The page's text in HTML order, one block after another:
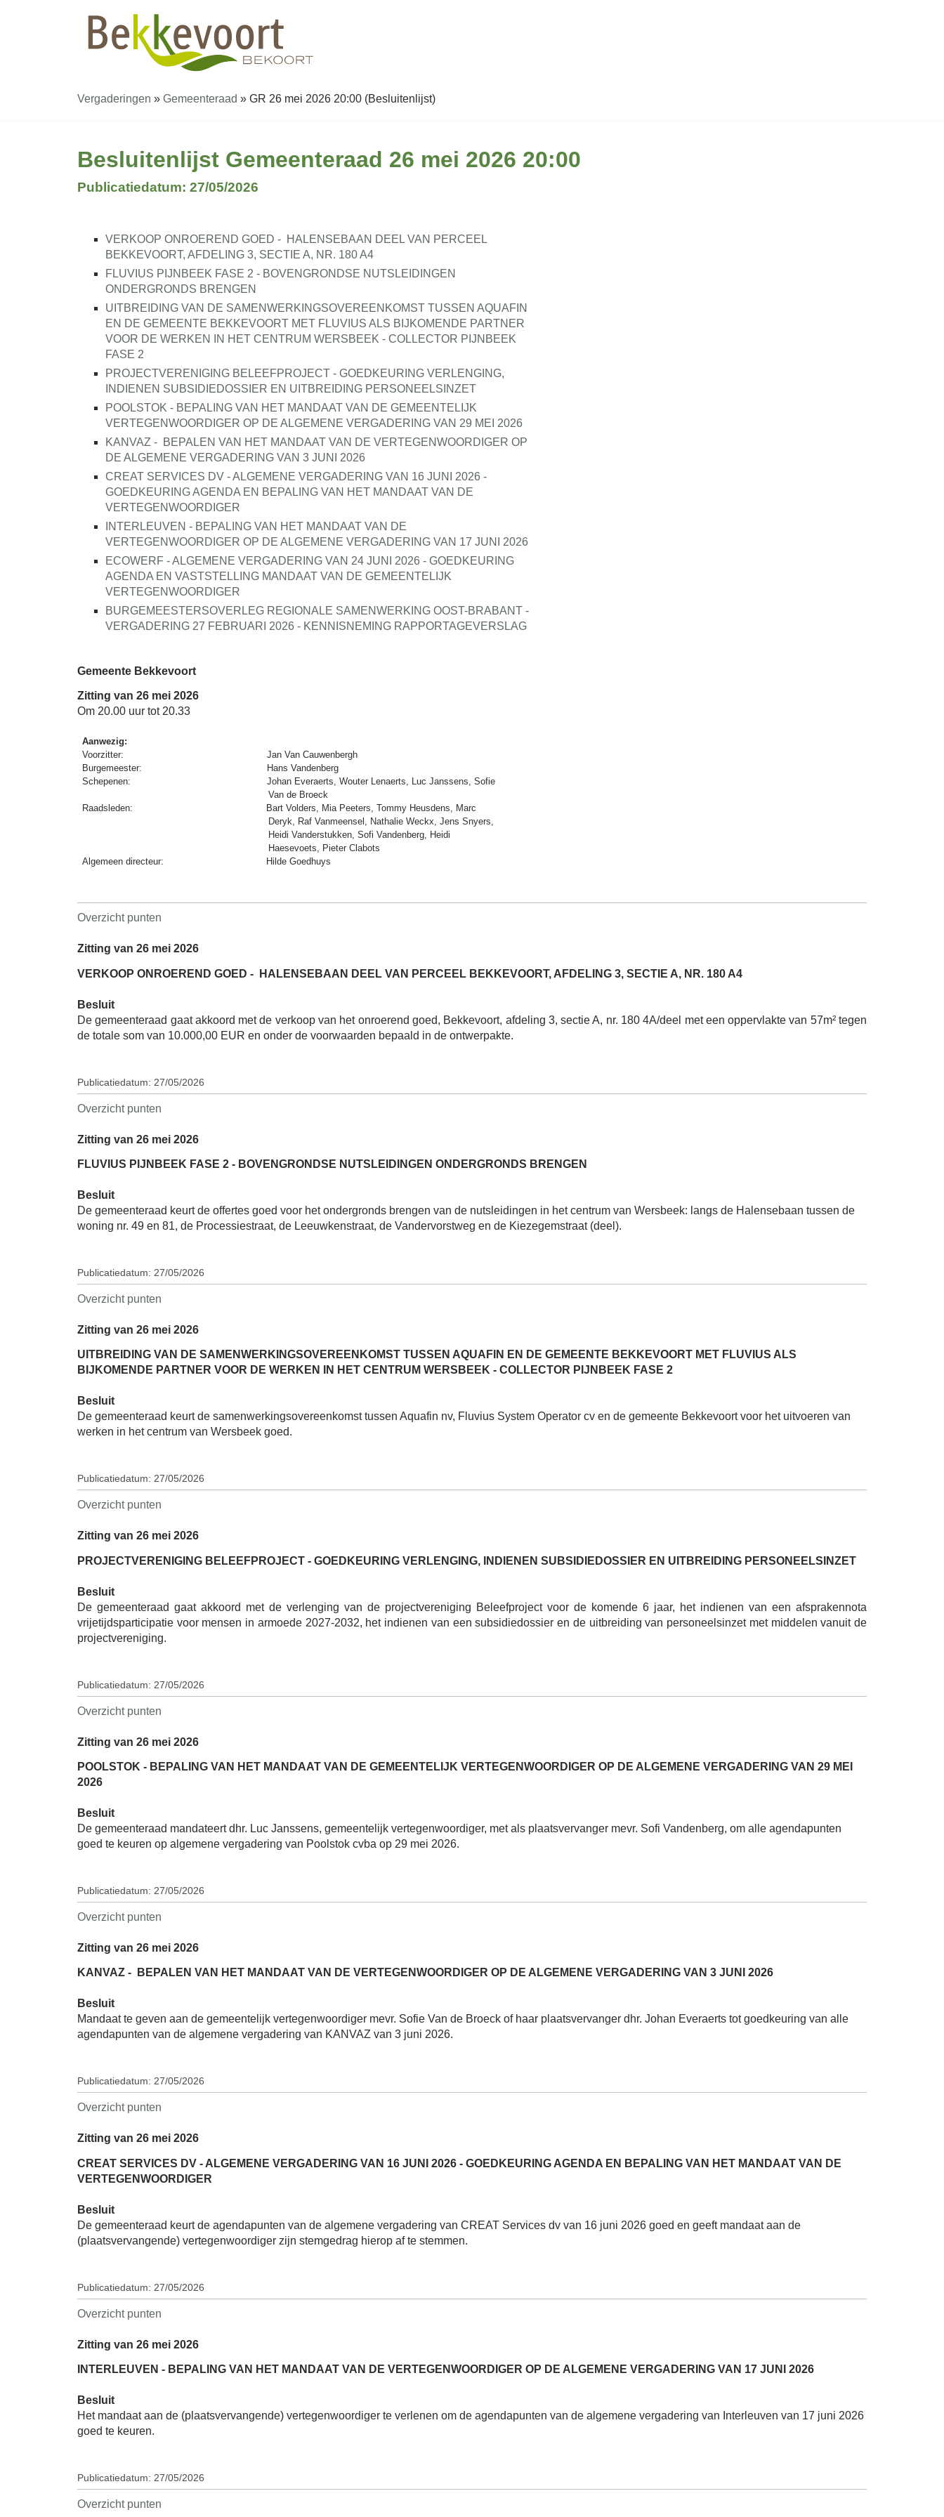
Vergaderingen » Gemeenteraad » GR 26 mei 2026 20:00 (Besluitenlijst)
Besluitenlijst Gemeenteraad 26 mei 2026 20:00
Publicatiedatum: 27/05/2026
VERKOOP ONROEREND GOED - HALENSEBAAN DEEL VAN PERCEEL
BEKKEVOORT, AFDELING 3, SECTIE A, NR. 180 A4
FLUVIUS PIJNBEEK FASE 2 - BOVENGRONDSE NUTSLEIDINGEN
ONDERGRONDS BRENGEN
UITBREIDING VAN DE SAMENWERKINGSOVEREENKOMST TUSSEN AQUAFIN
EN DE GEMEENTE BEKKEVOORT MET FLUVIUS ALS BIJKOMENDE PARTNER
VOOR DE WERKEN IN HET CENTRUM WERSBEEK - COLLECTOR PIJNBEEK
FASE 2
PROJECTVERENIGING BELEEFPROJECT - GOEDKEURING VERLENGING,
INDIENEN SUBSIDIEDOSSIER EN UITBREIDING PERSONEELSINZET
POOLSTOK - BEPALING VAN HET MANDAAT VAN DE GEMEENTELIJK
VERTEGENWOORDIGER OP DE ALGEMENE VERGADERING VAN 29 MEI 2026
KANVAZ - BEPALEN VAN HET MANDAAT VAN DE VERTEGENWOORDIGER OP
DE ALGEMENE VERGADERING VAN 3 JUNI 2026
CREAT SERVICES DV - ALGEMENE VERGADERING VAN 16 JUNI 2026 -
GOEDKEURING AGENDA EN BEPALING VAN HET MANDAAT VAN DE
VERTEGENWOORDIGER
INTERLEUVEN - BEPALING VAN HET MANDAAT VAN DE
VERTEGENWOORDIGER OP DE ALGEMENE VERGADERING VAN 17 JUNI 2026
ECOWERF - ALGEMENE VERGADERING VAN 24 JUNI 2026 - GOEDKEURING
AGENDA EN VASTSTELLING MANDAAT VAN DE GEMEENTELIJK
VERTEGENWOORDIGER
BURGEMEESTERSOVERLEG REGIONALE SAMENWERKING OOST-BRABANT -
VERGADERING 27 FEBRUARI 2026 - KENNISNEMING RAPPORTAGEVERSLAG
Gemeente Bekkevoort
Zitting van 26 mei 2026
Om 20.00 uur tot 20.33
Aanwezig:
Voorzitter:
Jan Van Cauwenbergh
Burgemeester:
Hans Vandenberg
Schepenen:
Johan Everaerts, Wouter Lenaerts, Luc Janssens, Sofie
Van de Broeck
Raadsleden:
Bart Volders, Mia Peeters, Tommy Heusdens, Marc
Deryk, Raf Vanmeensel, Nathalie Weckx, Jens Snyers,
Heidi Vanderstukken, Sofi Vandenberg, Heidi
Haesevoets, Pieter Clabots
Algemeen directeur:
Hilde Goedhuys
Overzicht punten
Zitting van 26 mei 2026
VERKOOP ONROEREND GOED - HALENSEBAAN DEEL VAN PERCEEL BEKKEVOORT, AFDELING 3, SECTIE A, NR. 180 A4
Besluit
De gemeenteraad gaat akkoord met de verkoop van het onroerend goed, Bekkevoort, afdeling 3, sectie A, nr. 180 4A/deel met een oppervlakte van 57m² tegen
de totale som van 10.000,00 EUR en onder de voorwaarden bepaald in de ontwerpakte.
Publicatiedatum: 27/05/2026
Overzicht punten
Zitting van 26 mei 2026
FLUVIUS PIJNBEEK FASE 2 - BOVENGRONDSE NUTSLEIDINGEN ONDERGRONDS BRENGEN
Besluit
De gemeenteraad keurt de offertes goed voor het ondergronds brengen van de nutsleidingen in het centrum van Wersbeek: langs de Halensebaan tussen de
woning nr. 49 en 81, de Processiestraat, de Leeuwkenstraat, de Vandervorstweg en de Kiezegemstraat (deel).
Publicatiedatum: 27/05/2026
Overzicht punten
Zitting van 26 mei 2026
UITBREIDING VAN DE SAMENWERKINGSOVEREENKOMST TUSSEN AQUAFIN EN DE GEMEENTE BEKKEVOORT MET FLUVIUS ALS
BIJKOMENDE PARTNER VOOR DE WERKEN IN HET CENTRUM WERSBEEK - COLLECTOR PIJNBEEK FASE 2
Besluit
De gemeenteraad keurt de samenwerkingsovereenkomst tussen Aquafin nv, Fluvius System Operator cv en de gemeente Bekkevoort voor het uitvoeren van
werken in het centrum van Wersbeek goed.
Publicatiedatum: 27/05/2026
Overzicht punten
Zitting van 26 mei 2026
PROJECTVERENIGING BELEEFPROJECT - GOEDKEURING VERLENGING, INDIENEN SUBSIDIEDOSSIER EN UITBREIDING PERSONEELSINZET
Besluit
De gemeenteraad gaat akkoord met de verlenging van de projectvereniging Beleefproject voor de komende 6 jaar, het indienen van een afsprakennota
vrijetijdsparticipatie voor mensen in armoede 2027-2032, het indienen van een subsidiedossier en de uitbreiding van personeelsinzet met middelen vanuit de
projectvereniging.
Publicatiedatum: 27/05/2026
Overzicht punten
Zitting van 26 mei 2026
POOLSTOK - BEPALING VAN HET MANDAAT VAN DE GEMEENTELIJK VERTEGENWOORDIGER OP DE ALGEMENE VERGADERING VAN 29 MEI
2026
Besluit
De gemeenteraad mandateert dhr. Luc Janssens, gemeentelijk vertegenwoordiger, met als plaatsvervanger mevr. Sofi Vandenberg, om alle agendapunten
goed te keuren op algemene vergadering van Poolstok cvba op 29 mei 2026.
Publicatiedatum: 27/05/2026
Overzicht punten
Zitting van 26 mei 2026
KANVAZ - BEPALEN VAN HET MANDAAT VAN DE VERTEGENWOORDIGER OP DE ALGEMENE VERGADERING VAN 3 JUNI 2026
Besluit
Mandaat te geven aan de gemeentelijk vertegenwoordiger mevr. Sofie Van de Broeck of haar plaatsvervanger dhr. Johan Everaerts tot goedkeuring van alle
agendapunten van de algemene vergadering van KANVAZ van 3 juni 2026.
Publicatiedatum: 27/05/2026
Overzicht punten
Zitting van 26 mei 2026
CREAT SERVICES DV - ALGEMENE VERGADERING VAN 16 JUNI 2026 - GOEDKEURING AGENDA EN BEPALING VAN HET MANDAAT VAN DE
VERTEGENWOORDIGER
Besluit
De gemeenteraad keurt de agendapunten van de algemene vergadering van CREAT Services dv van 16 juni 2026 goed en geeft mandaat aan de
(plaatsvervangende) vertegenwoordiger zijn stemgedrag hierop af te stemmen.
Publicatiedatum: 27/05/2026
Overzicht punten
Zitting van 26 mei 2026
INTERLEUVEN - BEPALING VAN HET MANDAAT VAN DE VERTEGENWOORDIGER OP DE ALGEMENE VERGADERING VAN 17 JUNI 2026
Besluit
Het mandaat aan de (plaatsvervangende) vertegenwoordiger te verlenen om de agendapunten van de algemene vergadering van Interleuven van 17 juni 2026
goed te keuren.
Publicatiedatum: 27/05/2026
Overzicht punten